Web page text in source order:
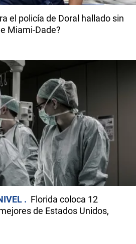
el policía de Doral hallado sin
Miami-Dade?
Florida coloca 12
de Estados Unidos,